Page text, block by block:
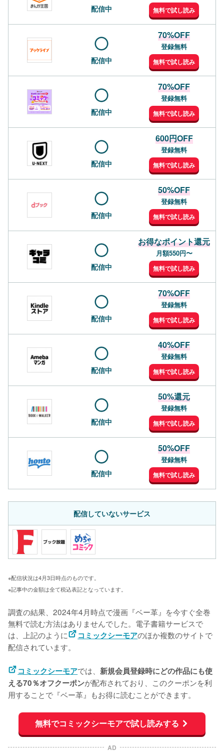
配信中 無料で試し読み
配信中
70%OFF
登録無料
無料で試し読み
配信中
70%OFF
登録無料
無料で試し読み
配信中
600円OFF
登録無料
無料で試し読み
配信中
50%OFF
登録無料
無料で試し読み
配信中
お得なポイント還元
月額550円〜
無料で試し読み
配信中
70%OFF
登録無料
無料で試し読み
配信中
40%OFF
登録無料
無料で試し読み
配信中
50%還元
登録無料
無料で試し読み
配信中
50%OFF
登録無料
無料で試し読み
配信していないサービス
※配信状況は4月3日時点のものです。
※記事中の金額は全て税込表記となっています。
調査の結果、2024年4月時点で漫画『ベー革』を今すぐ全巻
無料で読む方法はありませんでした。電子書籍サービスで
は、上記のように
コミックシーモアのほか複数のサイトで
配信されています。
コミックシーモアでは、 新規会員登録時にどの作品にも使
える70％オフクーポンが配布されており、このクーポンを利
用することで『ベー革』もお得に読むことができます。
無料でコミックシーモアで試し読みする
AD